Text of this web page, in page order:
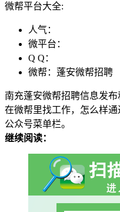
微帮平台大全:
人气：
微平台：
Q Q：
微帮：蓬安微帮招聘
南充蓬安微帮招聘信息发
在微帮里找工作，怎么样
公众号菜单栏。
继续阅读：